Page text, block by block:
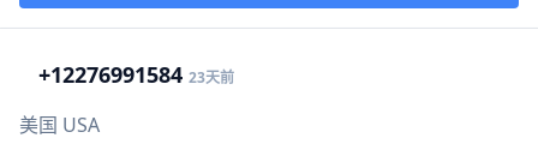
+12276991584 23天前
美国 USA